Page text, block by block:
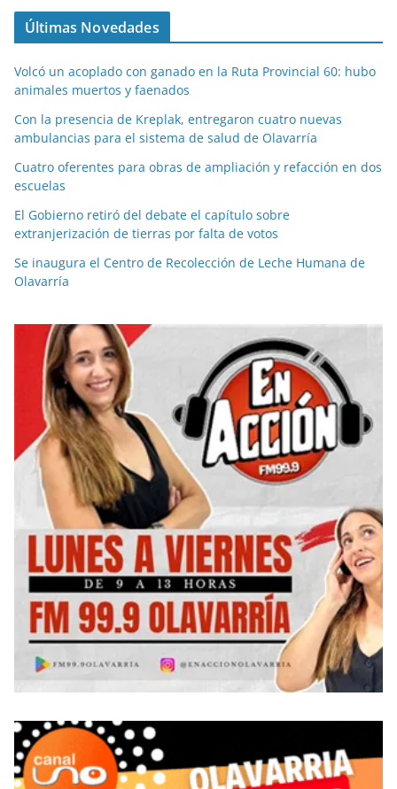
Últimas Novedades
Volcó un acoplado con ganado en la Ruta Provincial 60: hubo
animales muertos y faenados
Con la presencia de Kreplak, entregaron cuatro nuevas
ambulancias para el sistema de salud de Olavarría
Cuatro oferentes para obras de ampliación y refacción en dos
escuelas
El Gobierno retiró del debate el capítulo sobre
extranjerización de tierras por falta de votos
Se inaugura el Centro de Recolección de Leche Humana de
Olavarría